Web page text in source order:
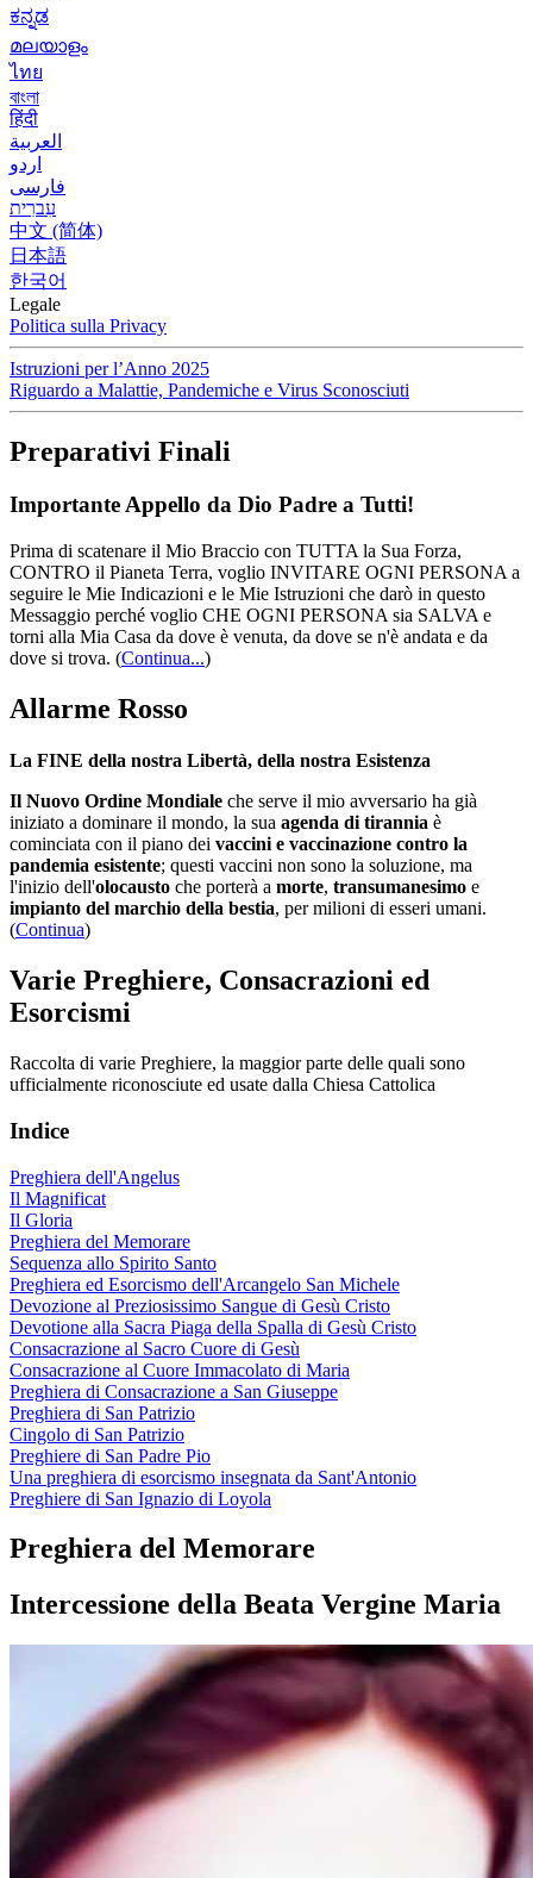
ಕನ್ನಡ
മലയാളം
ไทย
বাংলা
हिंदी
العربية
اردو
فارسی
עִברִית
中文 (简体)
日本語
한국어
Legale
Politica sulla Privacy
Istruzioni per l’Anno 2025
Riguardo a Malattie, Pandemiche e Virus Sconosciuti
Preparativi Finali
Importante Appello da Dio Padre a Tutti!
Prima di scatenare il Mio Braccio con TUTTA la Sua Forza,
CONTRO il Pianeta Terra, voglio INVITARE OGNI PERSONA a
seguire le Mie Indicazioni e le Mie Istruzioni che darò in questo
Messaggio perché voglio CHE OGNI PERSONA sia SALVA e
torni alla Mia Casa da dove è venuta, da dove se n'è andata e da
dove si trova. (Continua...)
Allarme Rosso
La FINE della nostra Libertà, della nostra Esistenza
Il Nuovo Ordine Mondiale che serve il mio avversario ha già
iniziato a dominare il mondo, la sua agenda di tirannia è
cominciata con il piano dei vaccini e vaccinazione contro la
pandemia esistente; questi vaccini non sono la soluzione, ma
l'inizio dell'olocausto che porterà a morte, transumanesimo e
impianto del marchio della bestia, per milioni di esseri umani.
(Continua)
Varie Preghiere, Consacrazioni ed
Esorcismi
Raccolta di varie Preghiere, la maggior parte delle quali sono
ufficialmente riconosciute ed usate dalla Chiesa Cattolica
Indice
Preghiera dell'Angelus
Il Magnificat
Il Gloria
Preghiera del Memorare
Sequenza allo Spirito Santo
Preghiera ed Esorcismo dell'Arcangelo San Michele
Devozione al Preziosissimo Sangue di Gesù Cristo
Devotione alla Sacra Piaga della Spalla di Gesù Cristo
Consacrazione al Sacro Cuore di Gesù
Consacrazione al Cuore Immacolato di Maria
Preghiera di Consacrazione a San Giuseppe
Preghiera di San Patrizio
Cingolo di San Patrizio
Preghiere di San Padre Pio
Una preghiera di esorcismo insegnata da Sant'Antonio
Preghiere di San Ignazio di Loyola
Preghiera del Memorare
Intercessione della Beata Vergine Maria